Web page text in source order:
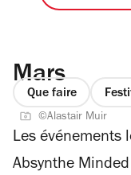
Mars
Que faire
©Alastair Muir
Les événements
Absynthe